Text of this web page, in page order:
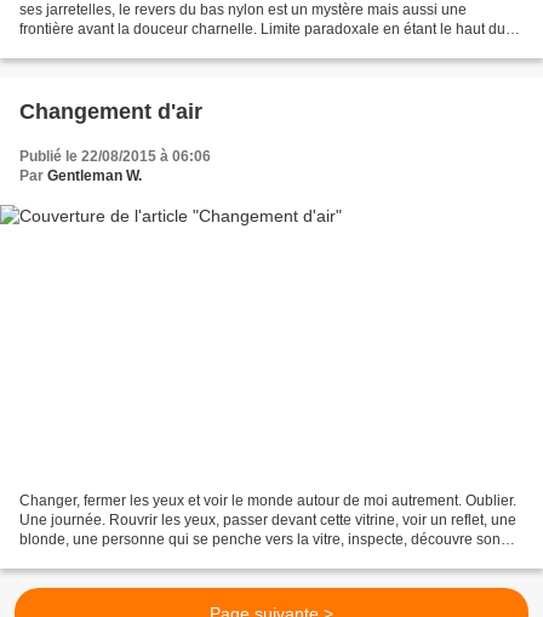
ses jarretelles, le revers du bas nylon est un mystère mais aussi une
frontière avant la douceur charnelle. Limite paradoxale en étant le haut du
Changement d'air
Publié le 22/08/2015 à 06:06
Par Gentleman W.
Changer, fermer les yeux et voir le monde autour de moi autrement. Oublier.
Une journée. Rouvrir les yeux, passer devant cette vitrine, voir un reflet, une
blonde, une personne qui se penche vers la vitre, inspecte, découvre son
Page suivante >